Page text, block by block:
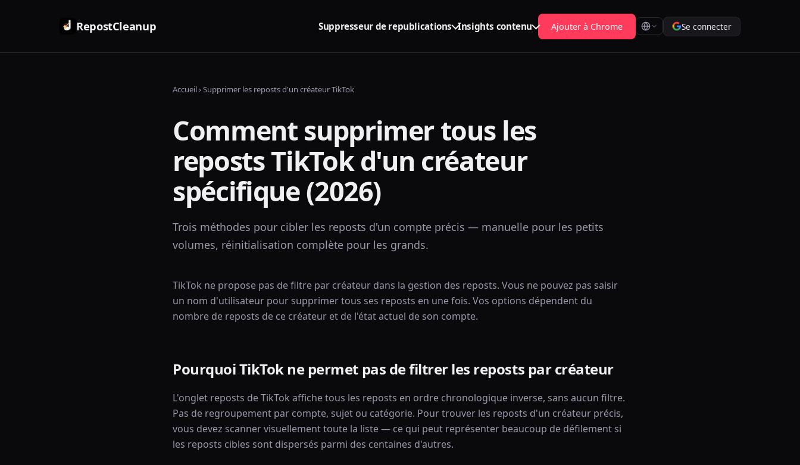
RepostCleanup Suppresseur de republications Insights contenu Ajouter à Chrome Se connecter
Accueil›Supprimer les reposts d'un créateur TikTok
Comment supprimer tous les
reposts TikTok d'un créateur
spécifique (2026)
Trois méthodes pour cibler les reposts d'un compte précis — manuelle pour les petits
volumes, réinitialisation complète pour les grands.
TikTok ne propose pas de filtre par créateur dans la gestion des reposts. Vous ne pouvez pas saisir
un nom d'utilisateur pour supprimer tous ses reposts en une fois. Vos options dépendent du
nombre de reposts de ce créateur et de l'état actuel de son compte.
Pourquoi TikTok ne permet pas de filtrer les reposts par créateur
L'onglet reposts de TikTok affiche tous les reposts en ordre chronologique inverse, sans aucun filtre.
Pas de regroupement par compte, sujet ou catégorie. Pour trouver les reposts d'un créateur précis,
vous devez scanner visuellement toute la liste — ce qui peut représenter beaucoup de défilement si
les reposts cibles sont dispersés parmi des centaines d'autres.